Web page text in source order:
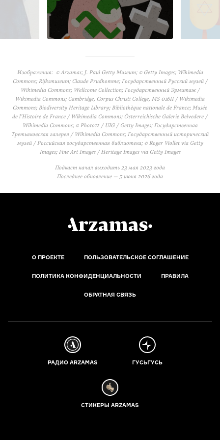
Изображения: © Arzamas; J. Paul Getty Museum; © Getty Images; Wikimedia
Commons; Rijksmuseum; Claude Prudhomme; Государственный Русский музей /
Wikimedia Commons; Wellcome Collection; Государственный Эрмитаж /
Wikimedia Commons; Cambridge, Corpus Christi College, MS 016II / Wikimedia
Commons; Biodiversity Heritage Library; Bibliothèque nationale de France; Musée
de l’Histoire de France / Wikimedia Commons; Österreichische Galerie Belvedere /
Wikimedia Commons; © Photo12 / UIG / Getty Images; Государственная
Третьяковская галерея / Wikimedia Commons; Государственный исторический
музей / Российская государственная библиотека; © Roger Viollet via Getty
Images; Fine Art Images / Heritage Images via Getty Images
Подкаст начал выходить 23 мая 2023 года
Последнее обновление — 5 июня 2026 года
О ПРОЕКТЕ ПОЛЬЗОВАТЕЛЬСКОЕ СОГЛАШЕНИЕ
ПОЛИТИКА КОНФИДЕНЦИАЛЬНОСТИ ПРАВИЛА
ОБРАТНАЯ СВЯЗЬ
РАДИО ARZAMAS ГУСЬГУСЬ
СТИКЕРЫ ARZAMAS